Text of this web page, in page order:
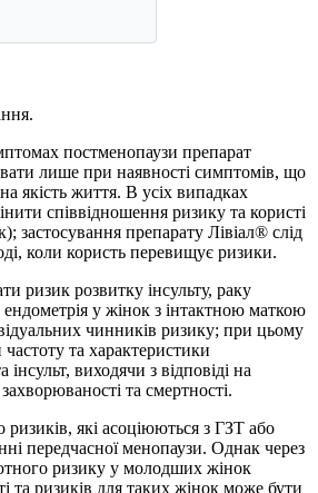
постменопаузи препарат
лише при наявності симптомів, що
якість життя. В усіх випадках
співвідношення ризику та користі
застосування препарату Лівіал® слід
коли користь перевищує ризики.
ризик розвитку інсульту, раку
ендометрія у жінок з інтактною маткою
чинників ризику; при цьому
та характеристики
виходячи з відповіді на
та смертності.
які асоціюються з ГЗТ або
передчасної менопаузи. Однак через
ризику у молодших жінок
та ризиків для таких жінок може бути